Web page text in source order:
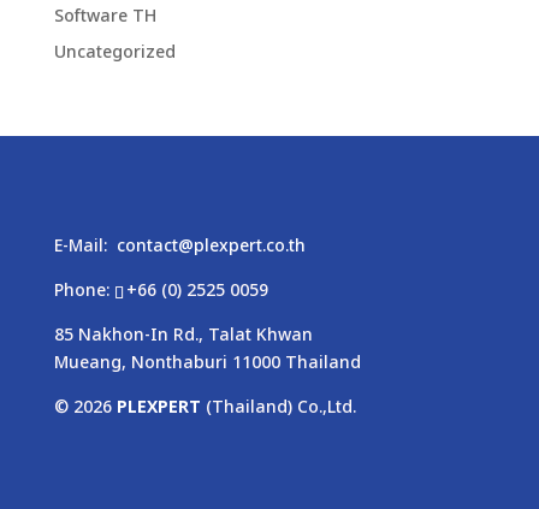
Software TH
Uncategorized
E-Mail: contact@plexpert.co.th
Phone:
+66 (0) 2525 0059
85 Nakhon-In Rd., Talat Khwan
Mueang, Nonthaburi 11000 Thailand
© 2026 PLEXPERT (Thailand) Co.,Ltd.